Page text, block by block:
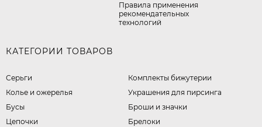
Правила применения
рекомендательных
технологий
КАТЕГОРИИ ТОВАРОВ
Серьги
Колье и ожерелья
Бусы
Цепочки
Комплекты бижутерии
Украшения для пирсинга
Броши и значки
Брелоки